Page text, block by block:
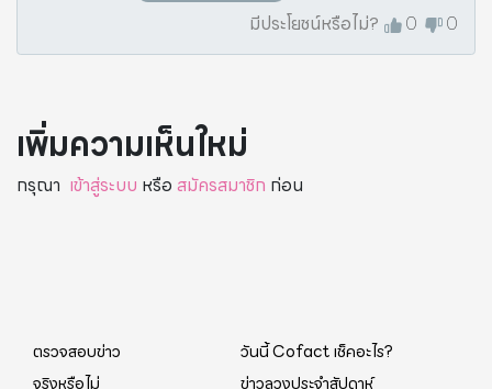
มีประโยชน์หรือไม่? 0 0
เพิ่มความเห็นใหม่
กรุณา เข้าสู่ระบบ หรือ สมัครสมาชิก ก่อน
ตรวจสอบข่าว
วันนี้ Cofact เช็คอะไร?